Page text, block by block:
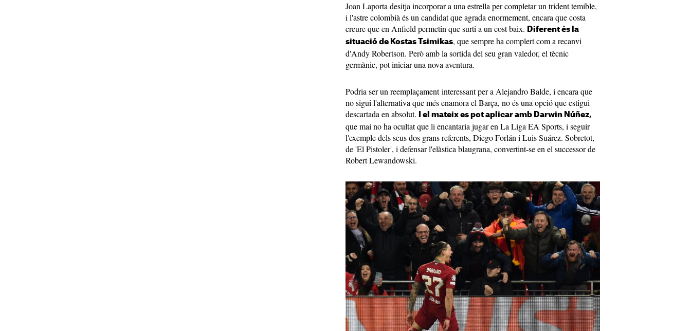
Joan Laporta desitja incorporar a una estrella per completar un trident temible,
i l'astre colombià és un candidat que agrada enormement, encara que costa
creure que en Anfield permetin que surti a un cost baix. Diferent és la
situació de Kostas Tsimikas, que sempre ha complert com a recanvi
d'Andy Robertson. Però amb la sortida del seu gran valedor, el tècnic
germànic, pot iniciar una nova aventura.
Podria ser un reemplaçament interessant per a Alejandro Balde, i encara que
no sigui l'alternativa que més enamora el Barça, no és una opció que estigui
descartada en absolut.
I el mateix es pot aplicar amb Darwin Núñez,
que mai no ha ocultat que li encantaria jugar en La Liga EA Sports, i seguir
l'exemple dels seus dos grans referents, Diego Forlán i Luis Suárez. Sobretot,
de 'El Pistoler', i defensar l'elàstica blaugrana, convertint-se en el successor de
Robert Lewandowski.